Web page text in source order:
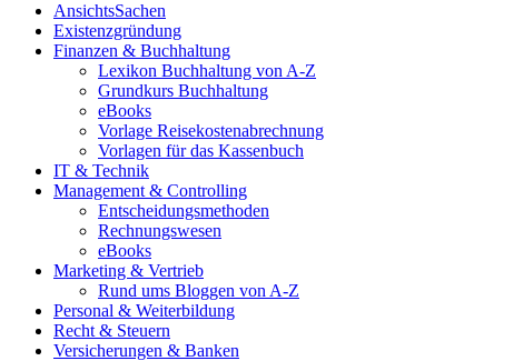
AnsichtsSachen
Existenzgründung
Finanzen & Buchhaltung
Lexikon Buchhaltung von A-Z
Grundkurs Buchhaltung
eBooks
Vorlage Reisekostenabrechnung
Vorlagen für das Kassenbuch
IT & Technik
Management & Controlling
Entscheidungsmethoden
Rechnungswesen
eBooks
Marketing & Vertrieb
Rund ums Bloggen von A-Z
Personal & Weiterbildung
Recht & Steuern
Versicherungen & Banken